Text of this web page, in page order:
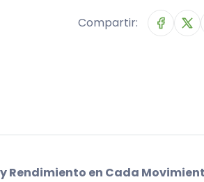
Compartir:
Rendimiento en Cada